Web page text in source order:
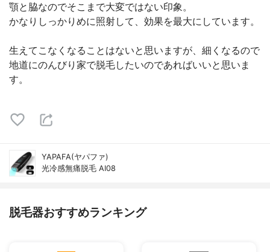
顎と脇なのでそこまで大変ではない印象。
かなりしっかりめに照射して、効果を最大にしています。
生えてこなくなることはないと思いますが、細くなるので
地道にのんびり家で脱毛したいのであればいいと思いま
す。
YAPAFA(ヤパファ)
光冷感無痛脱毛 AI08
脱毛器おすすめランキング